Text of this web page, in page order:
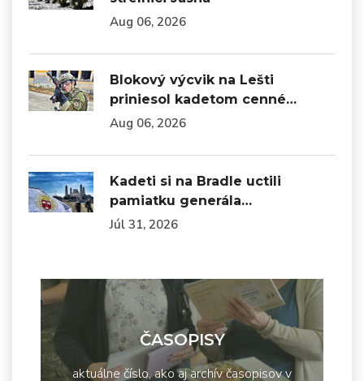
Aug 06, 2026
Blokový výcvik na Lešti
priniesol kadetom cenné…
Aug 06, 2026
Kadeti si na Bradle uctili
pamiatku generála…
Júl 31, 2026
ČASOPISY
aktuálne číslo, ako aj archív časopisov v